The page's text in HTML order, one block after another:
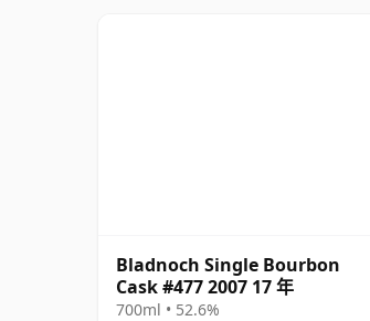
Bladnoch Single Bourbon
Cask #477 2007 17 年
700ml • 52.6%